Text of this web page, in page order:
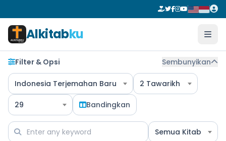
Alkitabku
Filter & Opsi Sembunyikan
Indonesia Terjemahan Baru 2 Tawarikh
29 Bandingkan
Semua Kitab